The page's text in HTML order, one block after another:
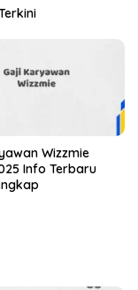
Wizzmie
Info Terbaru